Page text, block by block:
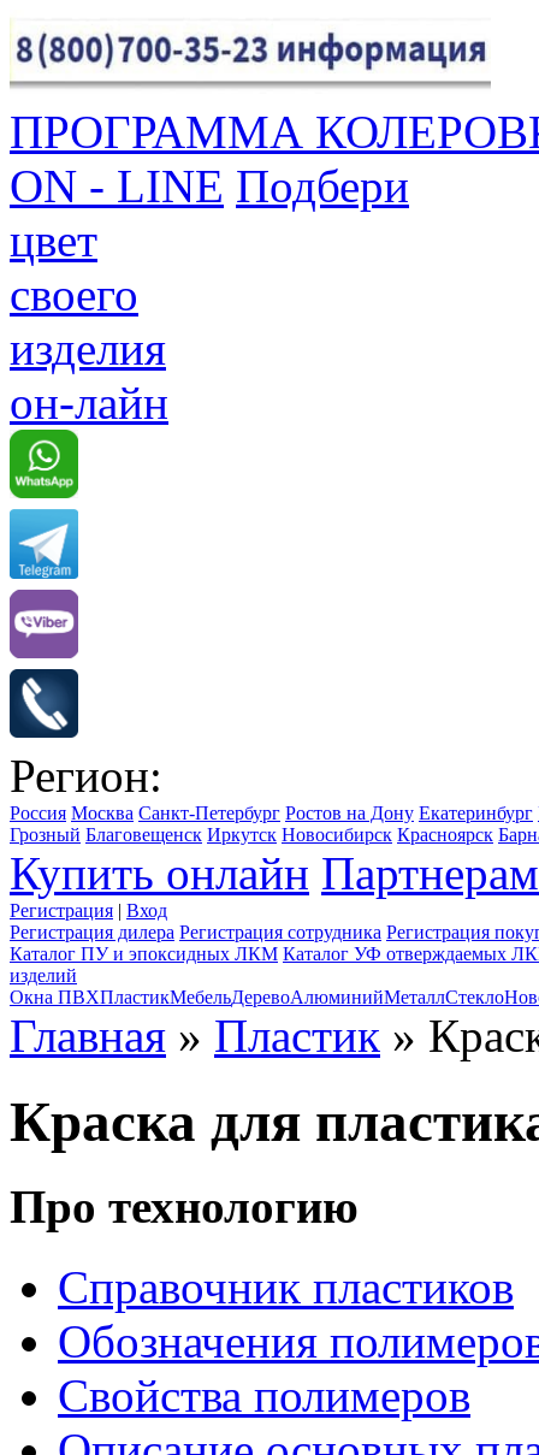
ПРОГРАММА
ON - LINE Подбери
цвет
своего
изделия
он-лайн
Регион:
Россия Москва Санкт-Петербург Ростов на Дону Екатеринбург
Грозный Благовещенск Иркутск Новосибирск Красноярск
Купить онлайн Партнерам
Регистрация | Вход
Регистрация дилера Регистрация сотрудника Регистрация
Каталог ПУ и эпоксидных ЛКМ Каталог УФ отверждаемых
изделий
Окна ПВХПластикМебельДеревоАлюминийМеталлСтекло
Главная » Пластик »
Краска для
Про технологию
Справочник пластиков
Обозначения
Свойства полимеров